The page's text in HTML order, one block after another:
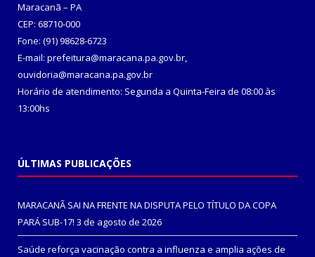
Maracanã – PA
CEP: 68710-000
Fone: (91) 98628-6723
E-mail: prefeitura@maracana.pa.gov.br,
ouvidoria@maracana.pa.gov.br
Horário de atendimento: Segunda a Quinta-Feira de 08:00 às
13:00hs
ÚLTIMAS PUBLICAÇÕES
MARACANÃ SAI NA FRENTE NA DISPUTA PELO TÍTULO DA COPA
PARÁ SUB-17! 3 de agosto de 2026
Saúde reforça vacinação contra a influenza e amplia ações de